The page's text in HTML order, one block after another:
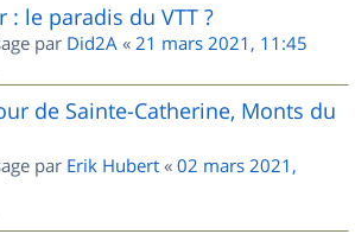
: le paradis du VTT ?
par Did2A « 21 mars 2021, 11:45
de Sainte-Catherine, Monts du
par Erik Hubert « 02 mars 2021,